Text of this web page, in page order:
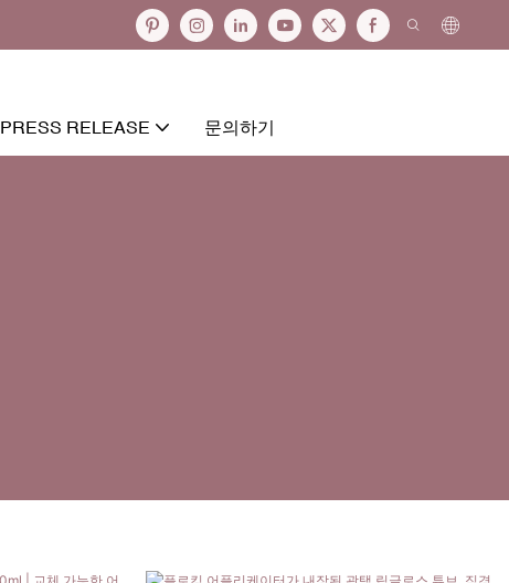
PRESS RELEASE 문의하기